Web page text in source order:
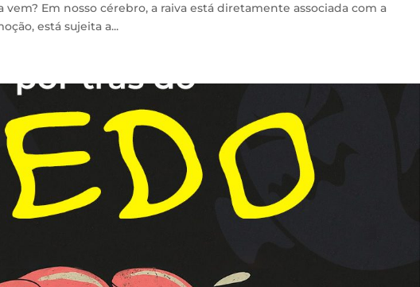
vem? Em nosso cérebro, a raiva está diretamente associada com a
está sujeita a...